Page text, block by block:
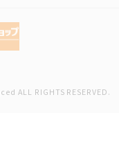
ALL RIGHTS RESERVED.